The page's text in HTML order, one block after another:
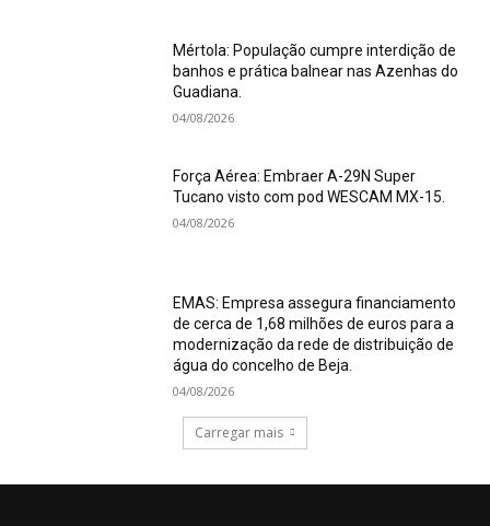
Mértola: População cumpre interdição de
banhos e prática balnear nas Azenhas do
Guadiana.
04/08/2026
Força Aérea: Embraer A-29N Super
Tucano visto com pod WESCAM MX-15.
04/08/2026
EMAS: Empresa assegura financiamento
de cerca de 1,68 milhões de euros para a
modernização da rede de distribuição de
água do concelho de Beja.
04/08/2026
Carregar mais